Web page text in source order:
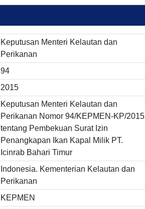
Keputusan Menteri Kelautan dan
Perikanan
94
2015
Keputusan Menteri Kelautan dan
Perikanan Nomor 94/KEPMEN-KP/2015
tentang Pembekuan Surat Izin
Penangkapan Ikan Kapal Milik PT.
Icinrab Bahari Timur
Indonesia. Kementerian Kelautan dan
Perikanan
KEPMEN